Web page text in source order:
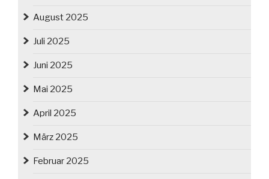
August 2025
Juli 2025
Juni 2025
Mai 2025
April 2025
März 2025
Februar 2025